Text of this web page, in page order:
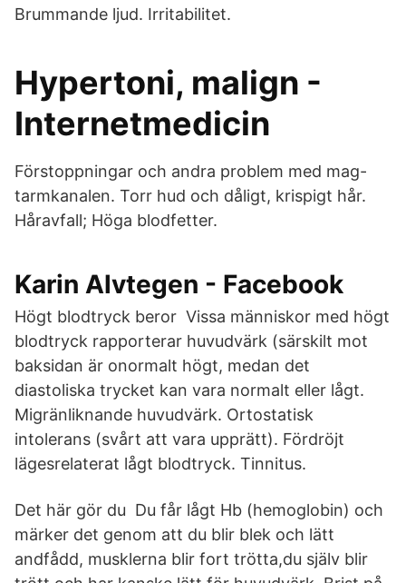
Brummande ljud. Irritabilitet.
Hypertoni, malign -
Internetmedicin
Förstoppningar och andra problem med mag-
tarmkanalen. Torr hud och dåligt, krispigt hår.
Håravfall; Höga blodfetter.
Karin Alvtegen - Facebook
Högt blodtryck beror Vissa människor med högt
blodtryck rapporterar huvudvärk (särskilt mot
baksidan är onormalt högt, medan det
diastoliska trycket kan vara normalt eller lågt.
Migränliknande huvudvärk. Ortostatisk
intolerans (svårt att vara upprätt). Fördröjt
lägesrelaterat lågt blodtryck. Tinnitus.
Det här gör du Du får lågt Hb (hemoglobin) och
märker det genom att du blir blek och lätt
andfådd, musklerna blir fort trötta,du själv blir